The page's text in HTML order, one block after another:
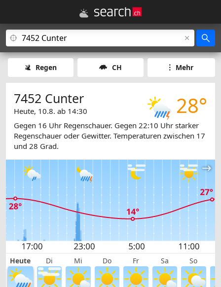
Regen CH Mehr
28°
7452 Cunter
Heute, 10.8. ab 14:30
Gegen 16 Uhr Regenschauer. Gegen 22:10 Uhr starker
Regenschauer oder Gewitter. Temperaturen zwischen 17
und 28 Grad.
Heute Di Mi Do Fr Sa So